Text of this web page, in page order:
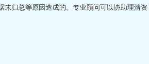
未归总等原因造成的。专业顾问可以协助理清资